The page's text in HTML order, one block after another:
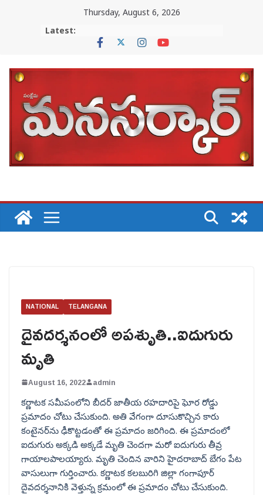
Thursday, August 6, 2026
Latest:
NATIONAL TELANGANA
దైవదర్శనంలో అపశృుతి..ఐదుగురు
మృతి
August 16, 2022 admin
కర్ణాటక సమీపంలోని బీదర్ జాతీయ రహదారిపై ఘోర రోడ్డు
ప్రమాదం చోటు చేసుకుంది. అతి వేగంగా దూసుకొచ్చిన కారు
కంటైనర్‌ను ఢీకొట్టడంతో ఈ ప్రమాదం జరిగింది. ఈ ప్రమాదంలో
ఐదుగురు అక్కడి అక్కడే మృతి చెందగా మరో ఐదుగురు తీవ్ర
గాయాలపాలయ్యారు. మృతి చెందిన వారిని హైదరాబాద్ బేగం పేట
వాసులుగా గుర్తించారు. కర్ణాటక కలబురిగి జిల్లా గంగాపూర్
దైవదర్శనానికి వెళ్తున్న క్రమంలో ఈ ప్రమాదం చోటు చేసుకుంది.